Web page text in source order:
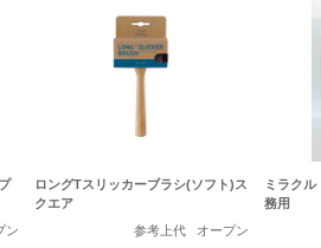
ン
ロングTスリッカーブラシ(ソフト)ス
クエア
参考上代
オープン
ミラクル
務用